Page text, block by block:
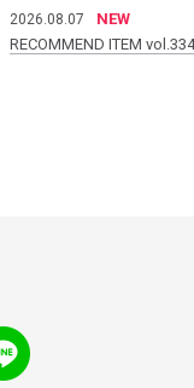
2026.08.07
NEW
RECOMMEND ITEM vol.334